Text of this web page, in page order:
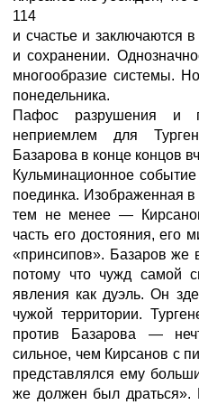
114
и счастье и заключаются
и сохранении.
многообразие системы.
понедельника.
Пафос разрушения и
неприемлем для
Базарова в конце концов
Кульминационное
поединка. Изображенная в
тем не менее —
часть его достояния, его
«принсипов». Базаров же
потому что чужд самой
явления как дуэль. Он
чужой территории.
против Базарова —
сильное, чем Кирсанов с
представлялся ему
же должен был